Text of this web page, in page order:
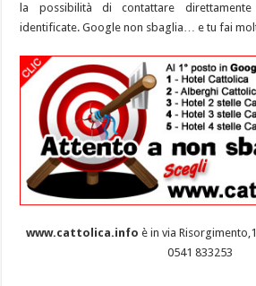
la possibilità di contattare
identificate. Google non sbaglia… e tu fai
www.cattolica.info è in via
0541 833253